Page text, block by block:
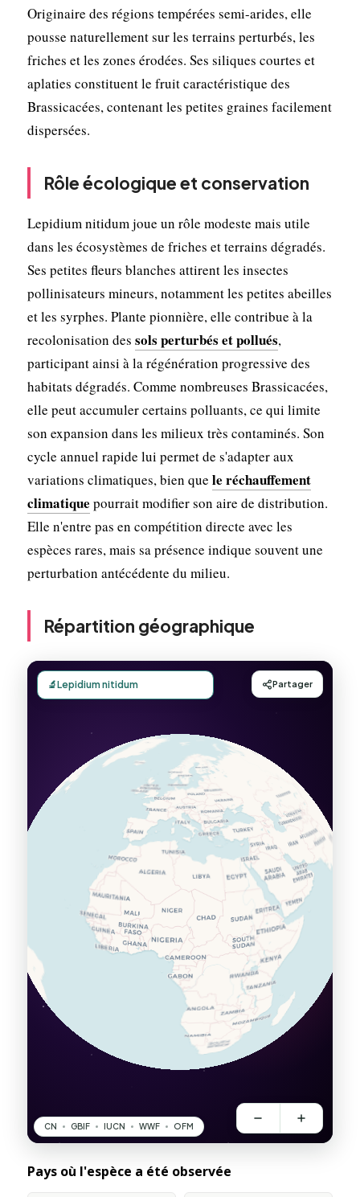
Originaire des régions tempérées semi-arides, elle
pousse naturellement sur les terrains perturbés, les
friches et les zones érodées. Ses siliques courtes et
aplaties constituent le fruit caractéristique des
Brassicacées, contenant les petites graines facilement
dispersées.
Rôle écologique et conservation
Lepidium nitidum joue un rôle modeste mais utile
dans les écosystèmes de friches et terrains dégradés.
Ses petites fleurs blanches attirent les insectes
pollinisateurs mineurs, notamment les petites abeilles
et les syrphes. Plante pionnière, elle contribue à la
recolonisation des sols perturbés et pollués,
participant ainsi à la régénération progressive des
habitats dégradés. Comme nombreuses Brassicacées,
elle peut accumuler certains polluants, ce qui limite
son expansion dans les milieux très contaminés. Son
cycle annuel rapide lui permet de s'adapter aux
variations climatiques, bien que le réchauffement
climatique pourrait modifier son aire de distribution.
Elle n'entre pas en compétition directe avec les
espèces rares, mais sa présence indique souvent une
perturbation antécédente du milieu.
Répartition géographique
Pays où l'espèce a été observée